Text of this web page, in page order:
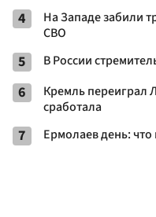
4
На Западе забили
СВО
5 В России
6
Кремль переиграл
сработала
7 Ермолаев день: что